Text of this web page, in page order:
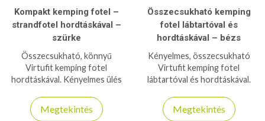
Kompakt kemping fotel –
strandfotel hordtáskával –
szürke
Összecsukható, könnyű
Virtufit kemping fotel
hordtáskával. Kényelmes ülés
kiránduláson, kempingezés
közben.
Megtekintés
Összecsukható kemping
fotel lábtartóval és
hordtáskával – bézs
Kényelmes, összecsukható
Virtufit kemping fotel
lábtartóval és hordtáskával.
pihenéshez kempingezés vagy
strandolás közben.
Megtekintés